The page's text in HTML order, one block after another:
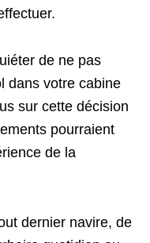
de ne pas
dans votre cabine
sur cette décision
pourraient
de la
dernier navire, de